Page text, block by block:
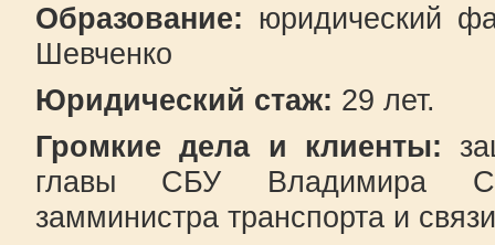
Образование: юридический
Шевченко
Юридический стаж: 29 лет.
Громкие дела и клиенты:
главы СБУ Владимира
замминистра транспорта и